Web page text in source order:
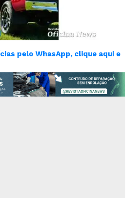
pelo WhasApp, clique aqui e